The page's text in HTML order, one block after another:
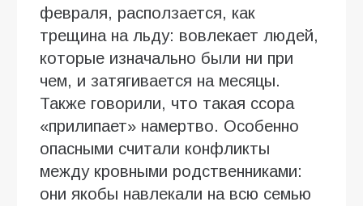
февраля, расползается, как
трещина на льду: вовлекает людей,
которые изначально были ни при
чем, и затягивается на месяцы.
Также говорили, что такая ссора
«прилипает» намертво. Особенно
опасными считали конфликты
между кровными родственниками:
они якобы навлекали на всю семью